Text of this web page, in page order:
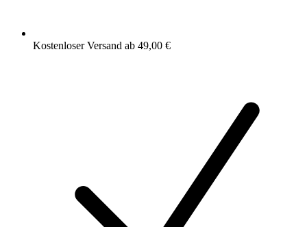
Kostenloser Versand ab 49,00 €